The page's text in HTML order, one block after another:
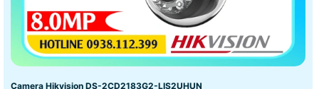
Camera Hikvision DS-2CD2183G2-LIS2UHUN